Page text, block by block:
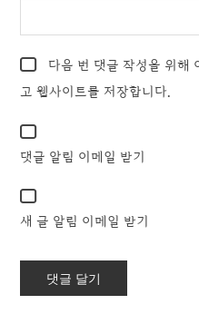
다음 번 댓글 작성을 위해
고 웹사이트를 저장합니다.
댓글 알림 이메일 받기
새 글 알림 이메일 받기